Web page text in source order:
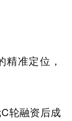
准定位，
轮融资后成